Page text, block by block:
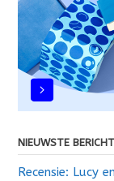
NIEUWSTE
Recensie: Lucy